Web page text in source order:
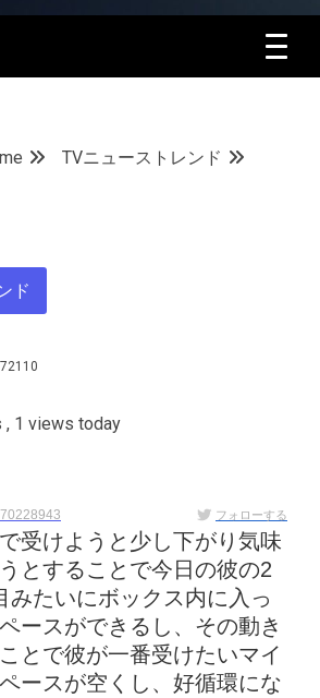
TVニューストレンド
ド
, 1 views today
フォローする
受けようと少し下がり気味
とすることで今日の彼の2
みたいにボックス内に入っ
ースができるし、その動き
とで彼が一番受けたいマイ
ースが空くし、好循環にな